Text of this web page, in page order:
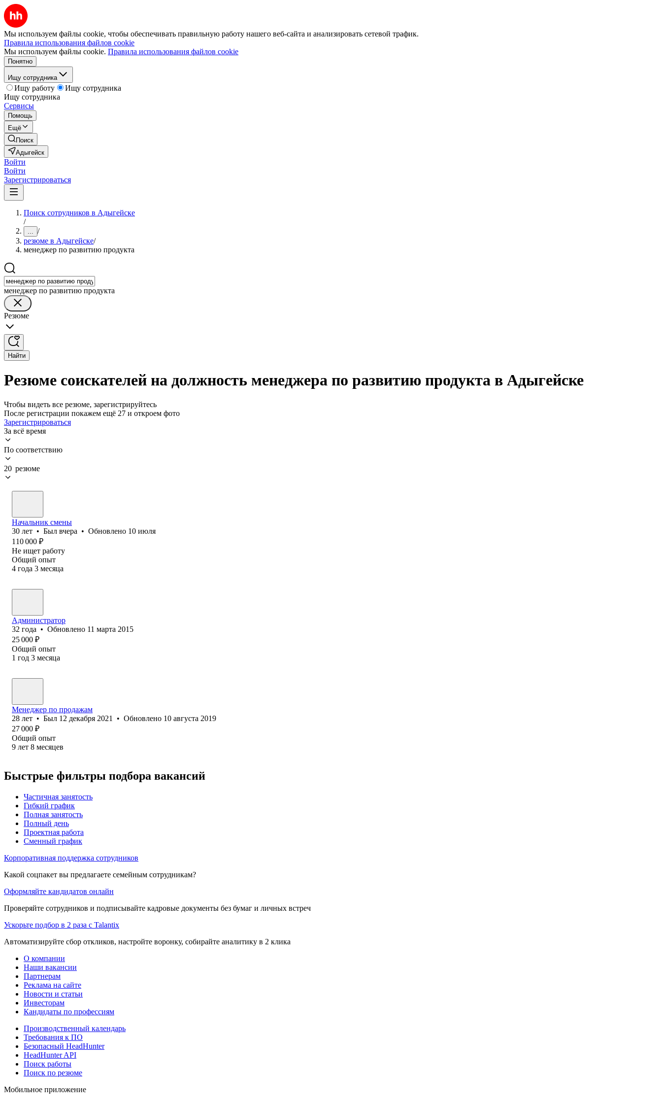
Мы используем файлы cookie, чтобы обеспечивать правильную работу нашего веб-сайта и анализировать сетевой трафик.
Правила использования файлов cookie
Мы используем файлы cookie. Правила использования файлов cookie
Понятно
Ищу сотрудника
Ищу работу
Ищу сотрудника
Ищу сотрудника
Сервисы
Помощь
Ещё
Поиск
Адыгейск
Войти
Войти
Зарегистрироваться
Поиск сотрудников в Адыгейске
/
... /
резюме в Адыгейске/
менеджер по развитию продукта
менеджер по развитию продукта
Резюме
Найти
Резюме соискателей на должность менеджера по развитию продукта в Адыгейске
Чтобы видеть все резюме, зарегистрируйтесь
После регистрации покажем ещё 27 и откроем фото
Зарегистрироваться
За всё время
По соответствию
20 резюме
Начальник смены
30 лет • Был вчера • Обновлено 10 июля
110 000 ₽
Не ищет работу
Общий опыт
4 года 3 месяца
Администратор
32 года • Обновлено 11 марта 2015
25 000 ₽
Общий опыт
1 год 3 месяца
Менеджер по продажам
28 лет • Был 12 декабря 2021 • Обновлено 10 августа 2019
27 000 ₽
Общий опыт
9 лет 8 месяцев
Быстрые фильтры подбора вакансий
Частичная занятость
Гибкий график
Полная занятость
Полный день
Проектная работа
Сменный график
Корпоративная поддержка сотрудников
Какой соцпакет вы предлагаете семейным сотрудникам?
Оформляйте кандидатов онлайн
Проверяйте сотрудников и подписывайте кадровые документы без бумаг и личных встреч
Ускорьте подбор в 2 раза с Talantix
Автоматизируйте сбор откликов, настройте воронку, собирайте аналитику в 2 клика
О компании
Наши вакансии
Партнерам
Реклама на сайте
Новости и статьи
Инвесторам
Кандидаты по профессиям
Производственный календарь
Требования к ПО
Безопасный HeadHunter
HeadHunter API
Поиск работы
Поиск по резюме
Мобильное приложение